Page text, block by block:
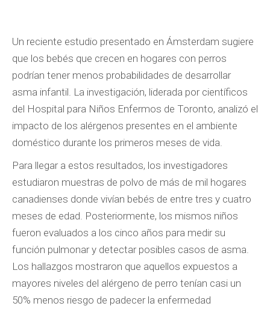
Un reciente estudio presentado en Ámsterdam sugiere
que los bebés que crecen en hogares con perros
podrían tener menos probabilidades de desarrollar
asma infantil. La investigación, liderada por científicos
del Hospital para Niños Enfermos de Toronto, analizó el
impacto de los alérgenos presentes en el ambiente
doméstico durante los primeros meses de vida.
Para llegar a estos resultados, los investigadores
estudiaron muestras de polvo de más de mil hogares
canadienses donde vivían bebés de entre tres y cuatro
meses de edad. Posteriormente, los mismos niños
fueron evaluados a los cinco años para medir su
función pulmonar y detectar posibles casos de asma.
Los hallazgos mostraron que aquellos expuestos a
mayores niveles del alérgeno de perro tenían casi un
50% menos riesgo de padecer la enfermedad